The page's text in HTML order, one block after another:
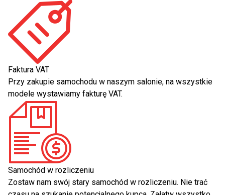
Faktura VAT
Przy zakupie samochodu w naszym salonie, na wszystkie
modele wystawiamy fakturę VAT.
Samochód w rozliczeniu
Zostaw nam swój stary samochód w rozliczeniu. Nie trać